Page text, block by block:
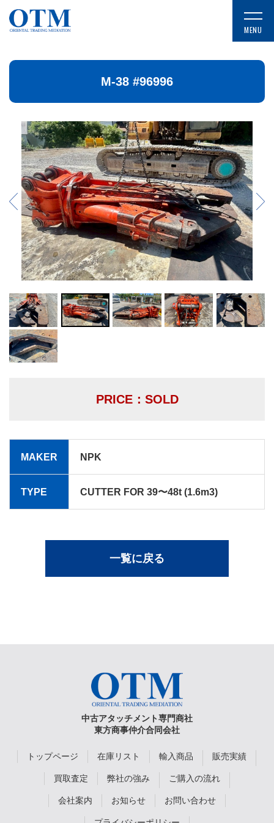
M-38 #96996
PRICE：SOLD
MAKER NPK
TYPE CUTTER FOR 39〜48t (1.6m3)
一覧に戻る
中古アタッチメント専門商社
東方商事仲介合同会社
トップページ 在庫リスト 輸入商品 販売実績
買取査定 弊社の強み ご購入の流れ
会社案内 お知らせ お問い合わせ